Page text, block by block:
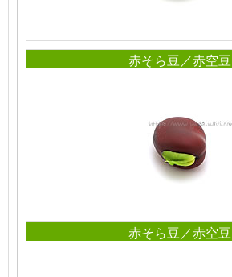
赤そら豆／赤空豆
赤そら豆／赤空豆